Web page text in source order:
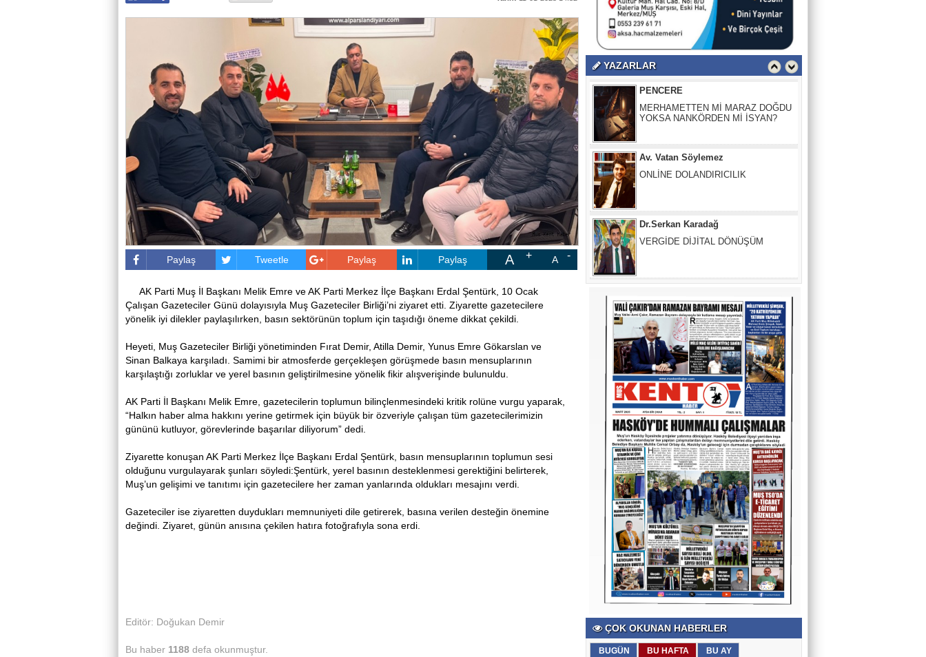
Paylaş Tweetle Paylaş Paylaş A A
AK Parti Muş İl Başkanı Melik Emre ve AK Parti Merkez İlçe Başkanı Erdal Şentürk, 10 Ocak
Çalışan Gazeteciler Günü dolayısıyla Muş Gazeteciler Birliği’ni ziyaret etti. Ziyarette gazetecilere
yönelik iyi dilekler paylaşılırken, basın sektörünün toplum için taşıdığı öneme dikkat çekildi.
Heyeti, Muş Gazeteciler Birliği yönetiminden Fırat Demir, Atilla Demir, Yunus Emre Gökarslan ve
Sinan Balkaya karşıladı. Samimi bir atmosferde gerçekleşen görüşmede basın mensuplarının
karşılaştığı zorluklar ve yerel basının geliştirilmesine yönelik fikir alışverişinde bulunuldu.
AK Parti İl Başkanı Melik Emre, gazetecilerin toplumun bilinçlenmesindeki kritik rolüne vurgu yaparak,
“Halkın haber alma hakkını yerine getirmek için büyük bir özveriyle çalışan tüm gazetecilerimizin
gününü kutluyor, görevlerinde başarılar diliyorum” dedi.
Ziyarette konuşan AK Parti Merkez İlçe Başkanı Erdal Şentürk, basın mensuplarının toplumun sesi
olduğunu vurgulayarak şunları söyledi:Şentürk, yerel basının desteklenmesi gerektiğini belirterek,
Muş’un gelişimi ve tanıtımı için gazetecilere her zaman yanlarında oldukları mesajını verdi.
Gazeteciler ise ziyaretten duydukları memnuniyeti dile getirerek, basına verilen desteğin önemine
değindi. Ziyaret, günün anısına çekilen hatıra fotoğrafıyla sona erdi.
Editör: Doğukan Demir
Bu haber 1188 defa okunmuştur.
YAZARLAR
PENCERE
MERHAMETTEN Mİ MARAZ DOĞDU
YOKSA NANKÖRDEN Mİ İSYAN?
Av. Vatan Söylemez
ONLİNE DOLANDIRICILIK
Dr.Serkan Karadağ
VERGİDE DİJİTAL DÖNÜŞÜM
Güler Başkaya
İnsanlığın İflası: Herkesin Birbirini
O Sesler Hâlâ Kulaklarımda
ÇOK OKUNAN HABERLER
BUGÜN BU HAFTA BU AY